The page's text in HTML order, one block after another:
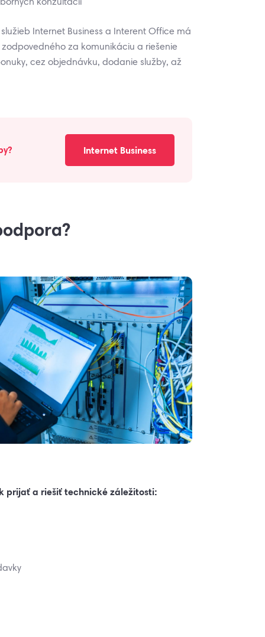
Internet Business a Interent Office má
za komunikáciu a riešenie
cez objednávku, dodanie služby, až
Internet Business
prijať a riešiť technické záležitosti: